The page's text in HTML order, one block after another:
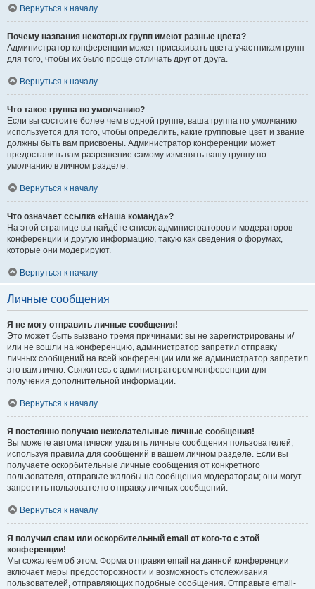
Вернуться к началу
Почему названия некоторых групп имеют разные цвета?
Администратор конференции может присваивать цвета участникам групп
для того, чтобы их было проще отличать друг от друга.
Вернуться к началу
Что такое группа по умолчанию?
Если вы состоите более чем в одной группе, ваша группа по умолчанию
используется для того, чтобы определить, какие групповые цвет и звание
должны быть вам присвоены. Администратор конференции может
предоставить вам разрешение самому изменять вашу группу по
умолчанию в личном разделе.
Вернуться к началу
Что означает ссылка «Наша команда»?
На этой странице вы найдёте список администраторов и модераторов
конференции и другую информацию, такую как сведения о форумах,
которые они модерируют.
Вернуться к началу
Личные сообщения
Я не могу отправить личные сообщения!
Это может быть вызвано тремя причинами: вы не зарегистрированы и/
или не вошли на конференцию, администратор запретил отправку
личных сообщений на всей конференции или же администратор запретил
это вам лично. Свяжитесь с администратором конференции для
получения дополнительной информации.
Вернуться к началу
Я постоянно получаю нежелательные личные сообщения!
Вы можете автоматически удалять личные сообщения пользователей,
используя правила для сообщений в вашем личном разделе. Если вы
получаете оскорбительные личные сообщения от конкретного
пользователя, отправьте жалобы на сообщения модераторам; они могут
запретить пользователю отправку личных сообщений.
Вернуться к началу
Я получил спам или оскорбительный email от кого-то с этой
конференции!
Мы сожалеем об этом. Форма отправки email на данной конференции
включает меры предосторожности и возможность отслеживания
пользователей, отправляющих подобные сообщения. Отправьте email-